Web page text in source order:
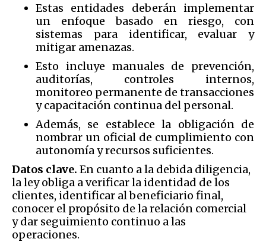
Estas entidades deberán implementar
un enfoque basado en riesgo, con
sistemas para identificar, evaluar y
mitigar amenazas.
Esto incluye manuales de prevención,
auditorías, controles internos,
monitoreo permanente de transacciones
y capacitación continua del personal.
Además, se establece la obligación de
nombrar un oficial de cumplimiento con
autonomía y recursos suficientes.
Datos clave. En cuanto a la debida diligencia,
la ley obliga a verificar la identidad de los
clientes, identificar al beneficiario final,
conocer el propósito de la relación comercial
y dar seguimiento continuo a las
operaciones.